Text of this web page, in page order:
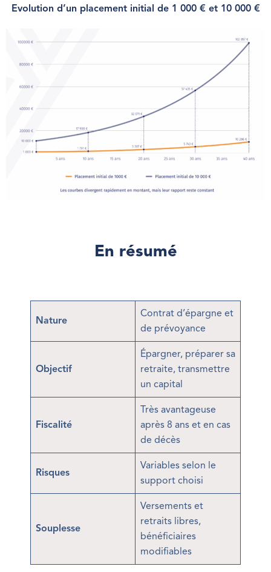
Evolution d’un placement initial de 1 000 € et 10 000 €
En résumé
Nature
Contrat d’épargne et
de prévoyance
Objectif
Épargner, préparer sa
retraite, transmettre
un capital
Fiscalité
Très avantageuse
après 8 ans et en cas
de décès
Risques
Variables selon le
support choisi
Souplesse
Versements et
retraits libres,
bénéficiaires
modifiables